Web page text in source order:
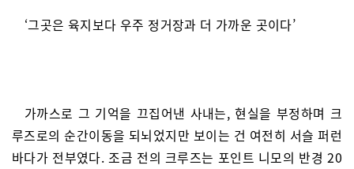
‘그곳은 육지보다 우주 정거장과 더 가까운 곳이다’
가까스로 그 기억을 끄집어낸 사내는, 현실을 부정하며 크
루즈로의 순간이동을 되뇌었지만 보이는 건 여전히 서슬 퍼런
바다가 전부였다. 조금 전의 크루즈는 포인트 니모의 반경 20